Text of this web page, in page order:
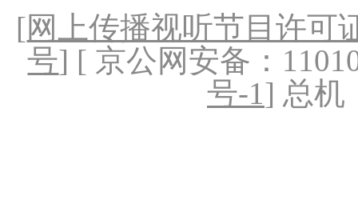
[网上传播视听节目许可
号] [ 京公网安备：
号-1] 总机